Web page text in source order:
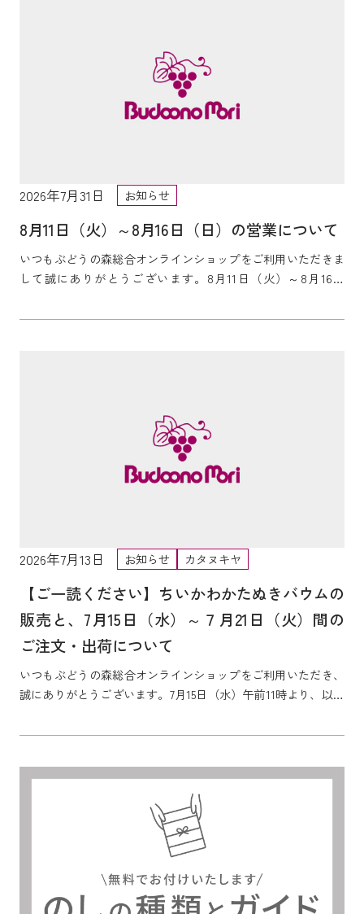
2026年7月31日 お知らせ
8月11日（火）～8月16日（日）の営業について
いつもぶどうの森総合オンラインショップをご利用いただきま
して誠にありがとうございます。8月11日（火）～8月16日
2026年7月13日 お知らせ カタヌキヤ
【ご一読ください】ちいかわかたぬきバウムの
販売と、7月15日（水）～７月21日（火）間の
ご注文・出荷について
いつもぶどうの森総合オンラインショップをご利用いただき、
誠にありがとうございます。7月15日（水）午前11時より、以下